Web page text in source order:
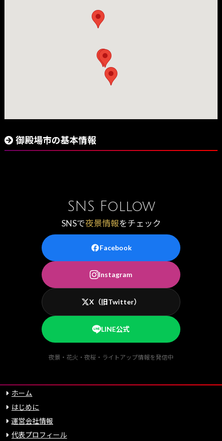
御殿場市の基本情報
SNS Follow
SNSで夜景情報をチェック
Facebook
Instagram
X（旧Twitter）
LINE公式
夜景・花火・夜桜・ライトアップ情報を発信中
ホーム
はじめに
運営会社情報
代表プロフィール